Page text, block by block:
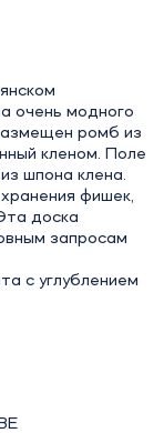
очень модного
ромб из
кленом. Поле
шпона клена.
фишек,
доска
запросам
с углублением